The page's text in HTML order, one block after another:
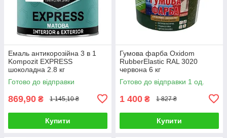
Емаль антикорозійна 3 в 1
Kompozit EXPRESS
шоколадна 2.8 кг
Готово до відправки
869,90 ₴ 1 145,10 ₴
Купити
Гумова фарба Oxidom
RubberElastic RAL 3020
червона 6 кг
Готово до відправки 1 од.
1 400 ₴ 1 827 ₴
Купити